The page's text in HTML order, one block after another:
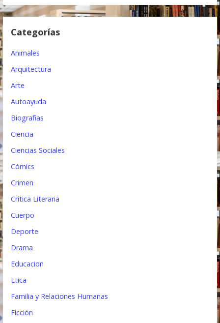
d
n
d
a
Categorías
Animales
Arquitectura
Arte
Autoayuda
Biografias
Ciencia
Ciencias Sociales
Cómics
Crimen
Crítica Literaria
Cuerpo
Deporte
Drama
Educacion
Etica
Familia y Relaciones Humanas
Ficción